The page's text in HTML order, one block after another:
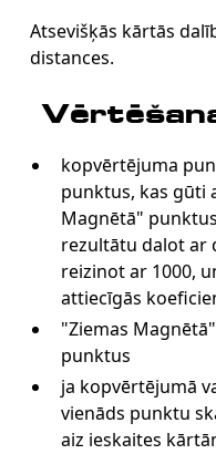
Atsevišķās kārtās
distances.
kopvērtējuma
punktus, kas gūti
Magnētā"
rezultātu dalot ar
reizinot ar 1000,
attiecīgās
"Ziemas
punktus
ja kopvērtējumā
vienāds punktu
aiz ieskaites